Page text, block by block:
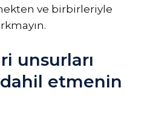
ve birbirleriyle
unsurları
etmenin